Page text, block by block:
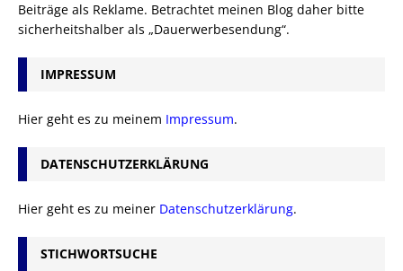
Beiträge als Reklame. Betrachtet meinen Blog daher bitte
sicherheitshalber als „Dauerwerbesendung“.
IMPRESSUM
Hier geht es zu meinem Impressum.
DATENSCHUTZERKLÄRUNG
Hier geht es zu meiner Datenschutzerklärung.
STICHWORTSUCHE